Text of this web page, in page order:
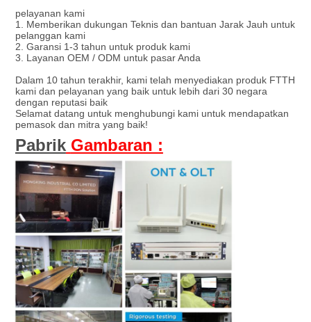
pelayanan kami
1. Memberikan dukungan Teknis dan bantuan Jarak Jauh untuk
pelanggan kami
2. Garansi 1-3 tahun untuk produk kami
3. Layanan OEM / ODM untuk pasar Anda
Dalam 10 tahun terakhir, kami telah menyediakan produk FTTH
kami dan pelayanan yang baik untuk lebih dari 30 negara
dengan reputasi baik
Selamat datang untuk menghubungi kami untuk mendapatkan
pemasok dan mitra yang baik!
Pabrik Gambaran :